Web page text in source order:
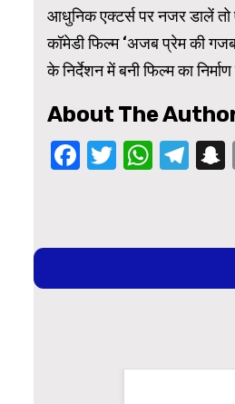
आधुनिक एक्टर्स पर नजर डालें तो
कॉमेडी फिल्म ‘अजब प्रेम की
के निर्देशन में बनी फिल्म का
About The
Facebook
Twitter
Reading